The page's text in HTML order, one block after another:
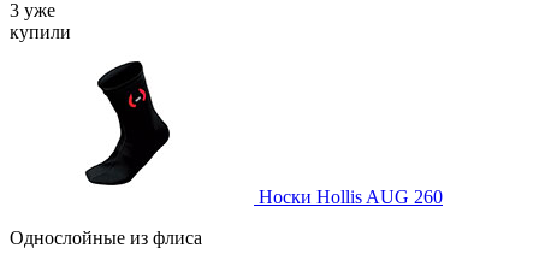
3 уже
купили
Носки Hollis AUG 260
Однослойные из флиса